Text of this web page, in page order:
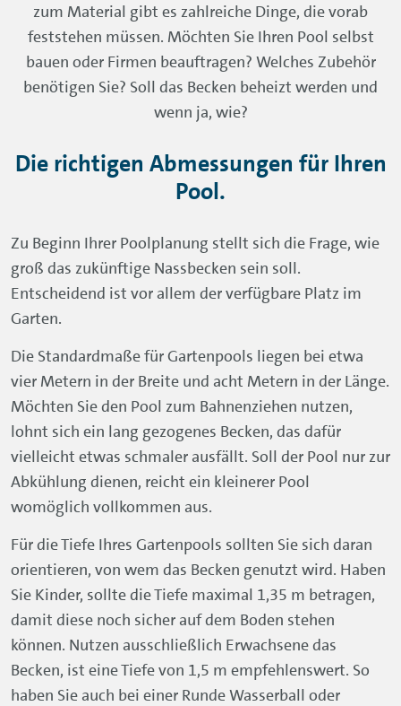
zum Material gibt es zahlreiche Dinge, die vorab
feststehen müssen. Möchten Sie Ihren Pool selbst
bauen oder Firmen beauftragen? Welches Zubehör
benötigen Sie? Soll das Becken beheizt werden und
wenn ja, wie?
Die richtigen Abmessungen für Ihren
Pool.
Zu Beginn Ihrer Poolplanung stellt sich die Frage, wie
groß das zukünftige Nassbecken sein soll.
Entscheidend ist vor allem der verfügbare Platz im
Garten.
Die Standardmaße für Gartenpools liegen bei etwa
vier Metern in der Breite und acht Metern in der Länge.
Möchten Sie den Pool zum Bahnenziehen nutzen,
lohnt sich ein lang gezogenes Becken, das dafür
vielleicht etwas schmaler ausfällt. Soll der Pool nur zur
Abkühlung dienen, reicht ein kleinerer Pool
womöglich vollkommen aus.
Für die Tiefe Ihres Gartenpools sollten Sie sich daran
orientieren, von wem das Becken genutzt wird. Haben
Sie Kinder, sollte die Tiefe maximal 1,35 m betragen,
damit diese noch sicher auf dem Boden stehen
können. Nutzen ausschließlich Erwachsene das
Becken, ist eine Tiefe von 1,5 m empfehlenswert. So
haben Sie auch bei einer Runde Wasserball oder